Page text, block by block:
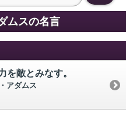
ムスの名言
を敵とみなす。
アダムス